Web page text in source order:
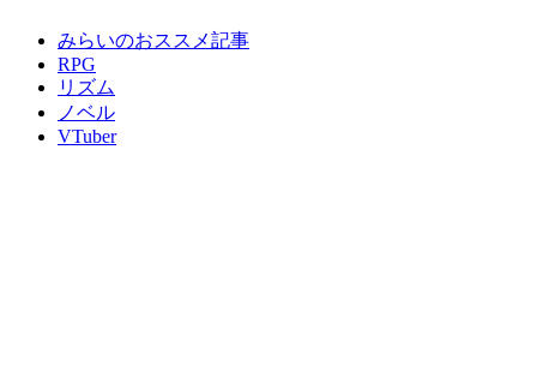
みらいのおススメ記事
RPG
リズム
ノベル
VTuber